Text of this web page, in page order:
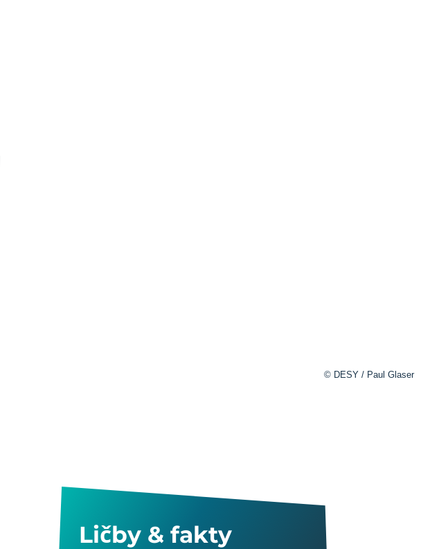
© DESY / Paul Glaser
Ličby & fakty